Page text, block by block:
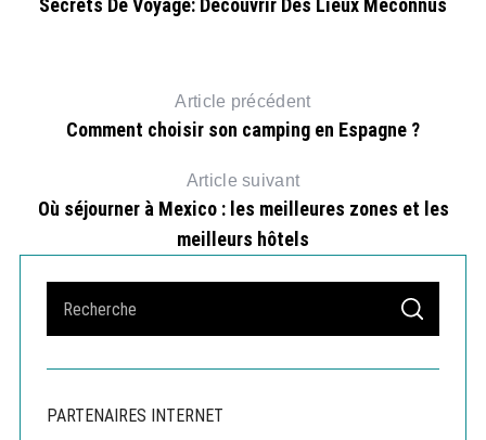
Secrets De Voyage: Découvrir Des Lieux Méconnus
Article précédent
Comment choisir son camping en Espagne ?
Article suivant
Où séjourner à Mexico : les meilleures zones et les
meilleurs hôtels
a
r
h
S
A
C
PARTENAIRES INTERNET